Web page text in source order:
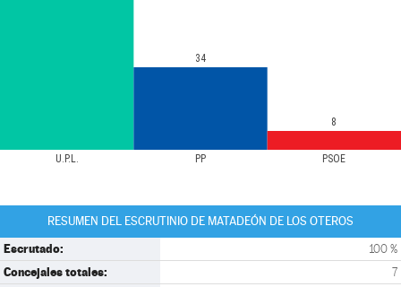
U.P.L. PP PSOE
34
8
RESUMEN DEL ESCRUTINIO DE MATADEÓN DE LOS OTEROS
Escrutado: 100 %
Concejales totales: 7